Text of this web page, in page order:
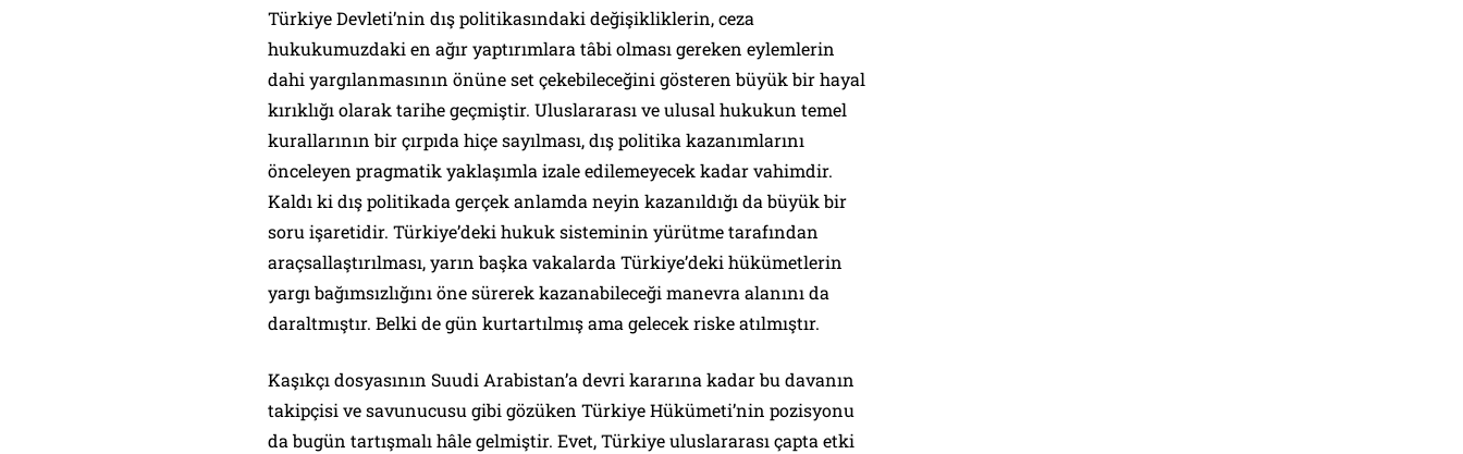
Türkiye Devleti’nin dış politikasındaki değişikliklerin, ceza
hukukumuzdaki en ağır yaptırımlara tâbi olması gereken eylemlerin
dahi yargılanmasının önüne set çekebileceğini gösteren büyük bir hayal
kırıklığı olarak tarihe geçmiştir. Uluslararası ve ulusal hukukun temel
kurallarının bir çırpıda hiçe sayılması, dış politika kazanımlarını
önceleyen pragmatik yaklaşımla izale edilemeyecek kadar vahimdir.
Kaldı ki dış politikada gerçek anlamda neyin kazanıldığı da büyük bir
soru işaretidir. Türkiye’deki hukuk sisteminin yürütme tarafından
araçsallaştırılması, yarın başka vakalarda Türkiye’deki hükümetlerin
yargı bağımsızlığını öne sürerek kazanabileceği manevra alanını da
daraltmıştır. Belki de gün kurtartılmış ama gelecek riske atılmıştır.
Kaşıkçı dosyasının Suudi Arabistan’a devri kararına kadar bu davanın
takipçisi ve savunucusu gibi gözüken Türkiye Hükümeti’nin pozisyonu
da bugün tartışmalı hâle gelmiştir. Evet, Türkiye uluslararası çapta etki